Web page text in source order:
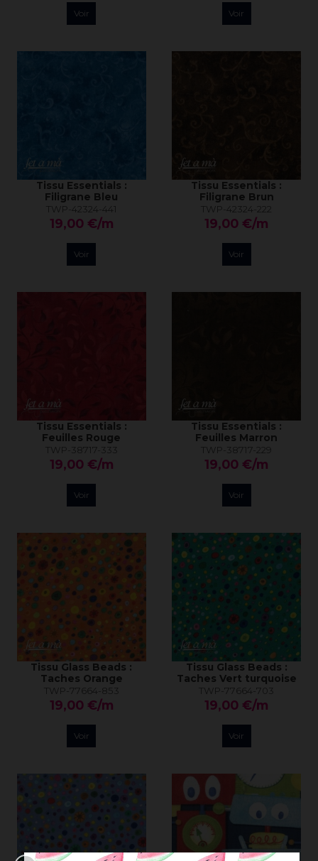
Voir Voir
Tissu Essentials :
Filigrane Bleu
TWP-42324-441
19,00 €/m
Voir
Tissu Essentials :
Filigrane Brun
TWP-42324-222
19,00 €/m
Voir
Tissu Essentials :
Feuilles Rouge
TWP-38717-333
19,00 €/m
Voir
Tissu Essentials :
Feuilles Marron
TWP-38717-229
19,00 €/m
Voir
Tissu Glass Beads :
Taches Orange
TWP-77664-853
19,00 €/m
Voir
Tissu Glass Beads :
Taches Vert turquoise
TWP-77664-703
19,00 €/m
Voir